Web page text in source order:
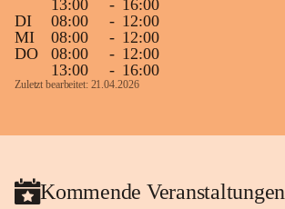
tolle Bücher spendiert haben.
13:00
- 16:00
DI
08:00 - 12:00
MI
08:00 - 12:00
DO
08:00 - 12:00
13:00
- 16:00
Zuletzt bearbeitet: 21.04.2026
Kommende Veranstaltungen